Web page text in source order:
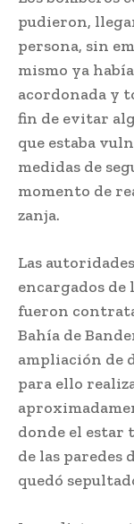
pudieron,
persona, sin
mismo ya
acordonada y
fin de evitar
que estaba
medidas de
momento de
zanja.
Las
encargados de
fueron
Bahía de
ampliación de
para ello
donde el estar
de las paredes
quedó